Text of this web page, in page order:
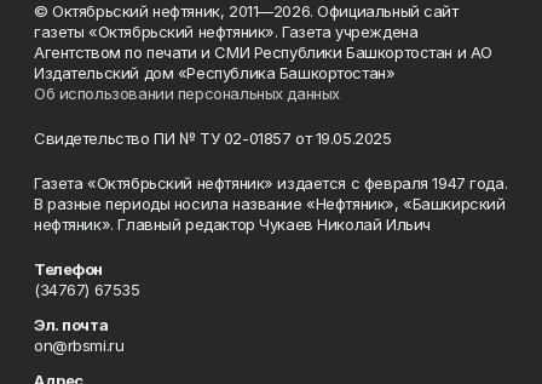
© Октябрьский нефтяник, 2011—2026. Официальный сайт
газеты «Октябрьский нефтяник». Газета учреждена
Агентством по печати и СМИ Республики Башкортостан и АО
Издательский дом «Республика Башкортостан»
Об использовании персональных данных
Свидетельство ПИ № ТУ 02-01857 от 19.05.2025
Газета «Октябрьский нефтяник» издается с февраля 1947 года.
В разные периоды носила название «Нефтяник», «Башкирский
нефтяник». Главный редактор Чукаев Николай Ильич
Телефон
(34767) 67535
Эл. почта
on@rbsmi.ru